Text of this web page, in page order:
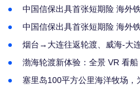
中国信保出具首张短期险 海外
中国信保出具首张短期险 海外
烟台→大连往返轮渡、威海-大
渤海轮渡新体验：全景 VR 看
塞里岛100平方公里海洋牧场，